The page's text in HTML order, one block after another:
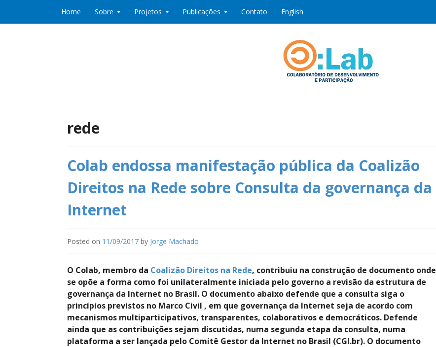
Home Sobre Projetos Publicações Contato English
rede
Colab endossa manifestação pública da Coalizão
Direitos na Rede sobre Consulta da governança da
Internet
Posted on 11/09/2017 by Jorge Machado
O Colab, membro da Coalizão Direitos na Rede, contribuiu na construção de documento onde
se opõe a forma como foi unilateralmente iniciada pelo governo a revisão da estrutura de
governança da Internet no Brasil. O documento abaixo defende que a consulta siga o
princípios previstos no Marco Civil , em que governança da Internet seja de acordo com
mecanismos multiparticipativos, transparentes, colaborativos e democráticos. Defende
ainda que as contribuições sejam discutidas, numa segunda etapa da consulta, numa
plataforma a ser lançada pelo Comitê Gestor da Internet no Brasil (CGI.br). O documento